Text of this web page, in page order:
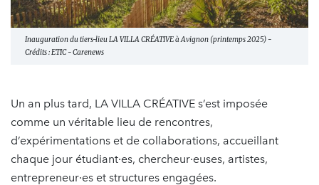
Inauguration du tiers-lieu LA VILLA CRÉATIVE à Avignon (printemps 2025) -
Crédits : ETIC - Carenews
Un an plus tard, LA VILLA CRÉATIVE s’est imposée
comme un véritable lieu de rencontres,
d’expérimentations et de collaborations, accueillant
chaque jour étudiant·es, chercheur·euses, artistes,
entrepreneur·es et structures engagées.